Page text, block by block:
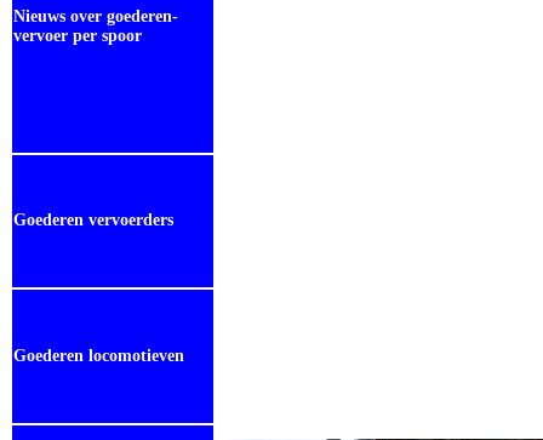
Nieuws over goederen-
vervoer per spoor
Goederen vervoerders
Goederen locomotieven